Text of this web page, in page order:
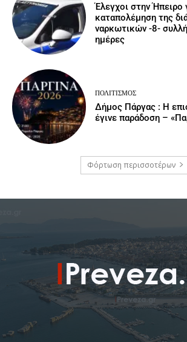
Έλεγχοι στην Ήπειρο
καταπολέμηση της
ναρκωτικών -8-
ημέρες
ΠΟΛΙΤΙΣΜΌΣ
Δήμος Πάργας : Η
έγινε παράδοση –
Φόρτωση περισσοτέρων